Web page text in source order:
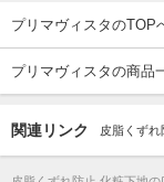
プリマヴィスタのTOP
プリマヴィスタの商品
関連リンク 皮脂くず